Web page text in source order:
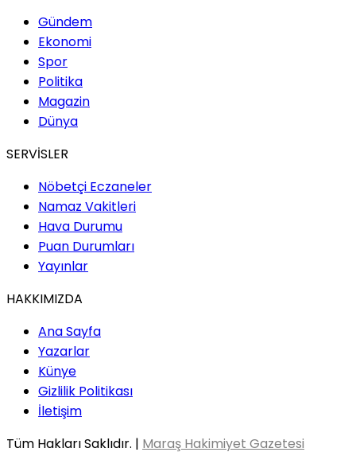
Gündem
Ekonomi
Spor
Politika
Magazin
Dünya
SERVİSLER
Nöbetçi Eczaneler
Namaz Vakitleri
Hava Durumu
Puan Durumları
Yayınlar
HAKKIMIZDA
Ana Sayfa
Yazarlar
Künye
Gizlilik Politikası
İletişim
Tüm Hakları Saklıdır. | Maraş Hakimiyet Gazetesi